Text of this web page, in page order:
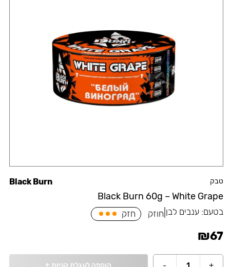
טבק
Black Burn 60g – White Grape
Black Burn
בטעם:ענבים לבן חוזק חזק
₪67
הוספה לעגלת קניות +